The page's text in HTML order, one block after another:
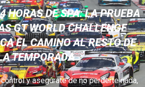
HORAS DE SPA: LA PRUEBA
GT WORLD CHALLENGE
EL CAMINO AL RESTO DE
TEMPORADA
y asegúrate de no perderte nada,